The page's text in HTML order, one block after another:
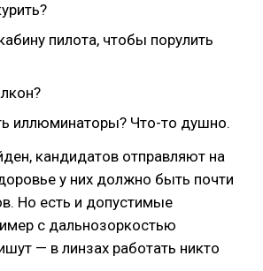
пилота, чтобы порулить
иллюминаторы? Что-то душно.
кандидатов отправляют на
у них должно быть почти
Но есть и допустимые
с дальнозоркостью
— в линзах работать никто